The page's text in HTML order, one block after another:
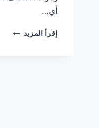
أي…
إقرأ المزيد شركة